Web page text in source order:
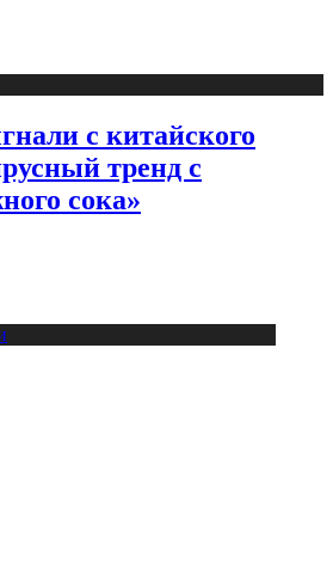
с китайского
тренд с
сока»